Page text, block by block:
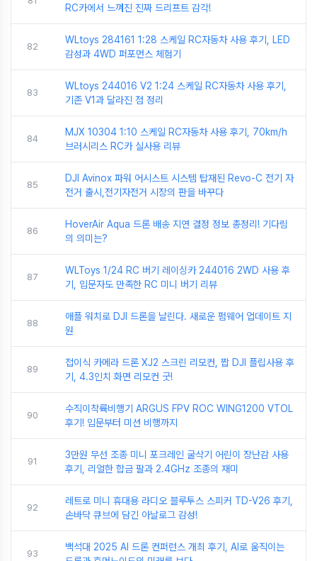
RC카에서 느껴진 진짜 드리프트 감각!
82
WLtoys 284161 1:28 스케일 RC자동차 사용 후기, LED
감성과 4WD 퍼포먼스 체험기
83
WLtoys 244016 V2 1:24 스케일 RC자동차 사용 후기,
기존 V1과 달라진 점 정리
84
MJX 10304 1:10 스케일 RC자동차 사용 후기, 70km/h
브러시리스 RC카 실사용 리뷰
85
DJI Avinox 파워 어시스트 시스템 탑재된 Revo-C 전기 자
전거 출시,전기자전거 시장의 판을 바꾸다
86
HoverAir Aqua 드론 배송 지연 결정 정보 총정리! 기다림
의 의미는?
87
WLToys 1/24 RC 버기 레이싱카 244016 2WD 사용 후
기, 입문자도 만족한 RC 미니 버기 리뷰
88
애플 워치로 DJI 드론을 날린다. 새로운 펌웨어 업데이트 지
원
89
접이식 카메라 드론 XJ2 스크린 리모컨, 짭 DJI 플립사용 후
기, 4.3인치 화면 리모컨 굿!
90
수직이착륙비행기 ARGUS FPV ROC WING1200 VTOL
후기! 입문부터 미션 비행까지
91
3만원 무선 조종 미니 포크레인 굴삭기 어린이 장난감 사용
후기, 리얼한 합금 팔과 2.4GHz 조종의 재미
92
레트로 미니 휴대용 라디오 블루투스 스피커 TD-V26 후기,
손바닥 큐브에 담긴 아날로그 감성!
93
백석대 2025 AI 드론 컨퍼런스 개최 후기, AI로 움직이는